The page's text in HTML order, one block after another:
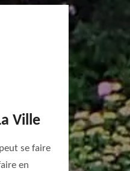
Ville
se faire
en